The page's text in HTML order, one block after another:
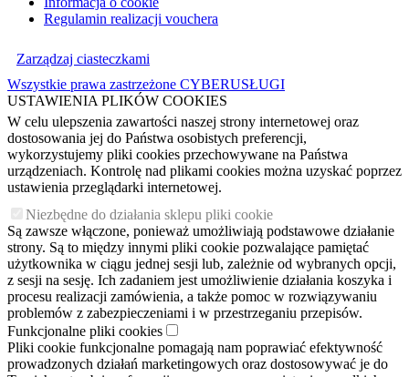
Regulamin realizacji vouchera
Zarządzaj ciasteczkami
Wszystkie prawa zastrzeżone CYBERUSŁUGI
USTAWIENIA PLIKÓW COOKIES
W celu ulepszenia zawartości naszej strony internetowej oraz
dostosowania jej do Państwa osobistych preferencji,
wykorzystujemy pliki cookies przechowywane na Państwa
urządzeniach. Kontrolę nad plikami cookies można uzyskać poprzez
ustawienia przeglądarki internetowej.
Niezbędne do działania sklepu pliki cookie
Są zawsze włączone, ponieważ umożliwiają podstawowe działanie
strony. Są to między innymi pliki cookie pozwalające pamiętać
użytkownika w ciągu jednej sesji lub, zależnie od wybranych opcji,
z sesji na sesję. Ich zadaniem jest umożliwienie działania koszyka i
procesu realizacji zamówienia, a także pomoc w rozwiązywaniu
problemów z zabezpieczeniami i w przestrzeganiu przepisów.
Funkcjonalne pliki cookies
Pliki cookie funkcjonalne pomagają nam poprawiać efektywność
prowadzonych działań marketingowych oraz dostosowywać je do